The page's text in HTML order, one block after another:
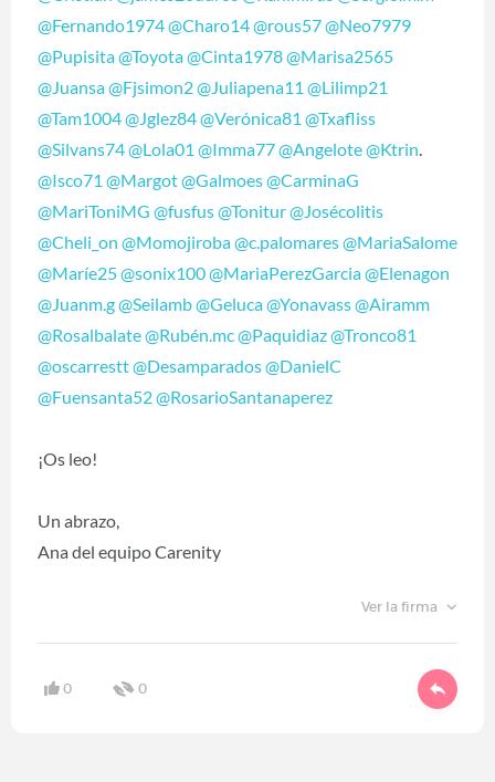
@Fernando1974@Charo14@rous57@Neo7979
@Pupisita@Toyota@Cinta1978@Marisa2565
@Juansa@Fjsimon2@Juliapena11 @Lilimp21
@Tam1004@Jglez84@Verónica81 @Txafliss
@Silvans74@Lola01 @Imma77@Angelote@Ktrin.
@Isco71 @Margot@Galmoes@CarminaG
@MariToniMG @fusfus@Tonitur@Josécolitis
@Cheli_on @Momojiroba@c.palomares@MariaSalome
@Maríe25@sonix100@MariaPerezGarcia@Elenagon
@Juanm.g@Seilamb@Geluca@Yonavass@Airamm
@Rosalbalate@Rubén.mc@Paquidiaz@Tronco81
@oscarrestt@Desamparados@DanielC
@Fuensanta52@RosarioSantanaperez
¡Os leo!
Un abrazo,
Ana del equipo Carenity
Ver la firma
0 0